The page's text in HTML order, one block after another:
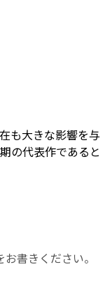
も大きな影響を与
の代表作であると
書きください。